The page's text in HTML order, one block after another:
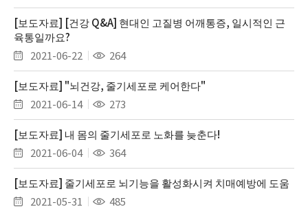
[보도자료] [건강 Q&A] 현대인 고질병 어깨통증, 일시적인 근
육통일까요?
2021-06-22
264
[보도자료] "뇌건강, 줄기세포로 케어한다"
2021-06-14
273
[보도자료] 내 몸의 줄기세포로 노화를 늦춘다!
2021-06-04
364
[보도자료] 줄기세포로 뇌기능을 활성화시켜 치매예방에 도움
2021-05-31
485